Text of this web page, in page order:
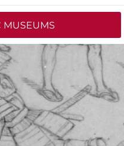
MUSEUMS